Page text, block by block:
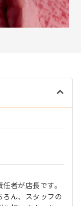
者が店長です。
ん、スタッフの